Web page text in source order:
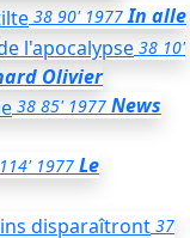
38 90' 1977 In alle
38 10'
Olivier
38 85' 1977 News
114' 1977 Le
37